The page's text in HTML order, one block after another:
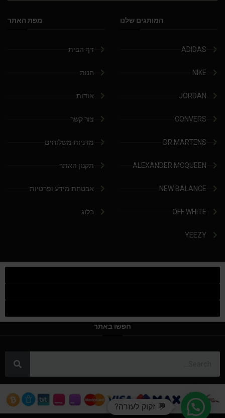
המותגים שלנו
ADIDAS
NIKE
JORDAN
CONVERS
DR.MARTENS
ALEXANDER MCQUEEN
NEW BALANCE
OFF WHITE
YEEZY
מפת האתר
דף הבית
חנות
אודות
צור קשר
מדניות משלוחים
תקנון האתר
אבטחת מידע ופרטיות
בלוג
חפשו באתר
💬 זקוק לעזרה?